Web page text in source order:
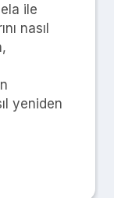
ile
nasıl
yeniden